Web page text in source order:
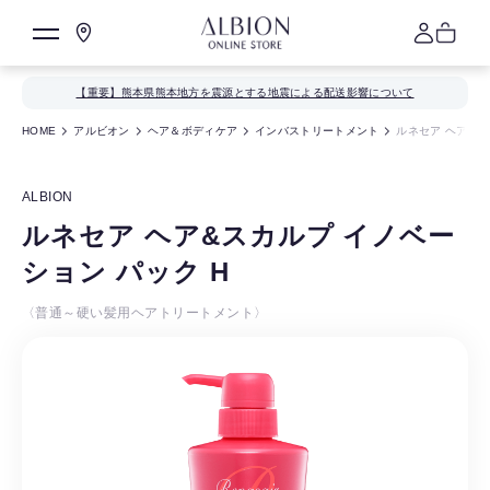
【重要】熊本県熊本地方を震源とする地震による配送影響について
HOME アルビオン ヘア＆ボディケア インバストリートメント ルネセア ヘア&
ALBION
ルネセア ヘア&スカルプ イノベー
ション パック H
〈普通～硬い髪用ヘアトリートメント〉